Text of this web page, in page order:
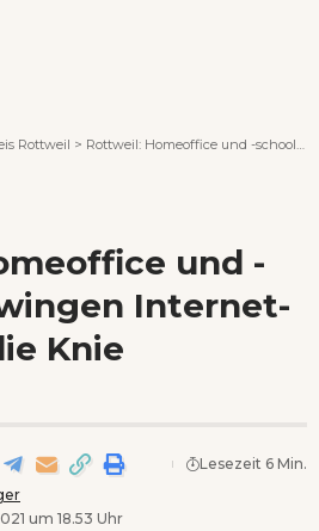
Rottweil > Rottweil: Homeoffice und -schooling zwingen Internet-Leitung in die Knie
und -
Internet-
Knie
um 18.53 Uhr
Lesezeit 6 Min.